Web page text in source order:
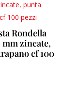
Rondella
mm zincate,
cf 100